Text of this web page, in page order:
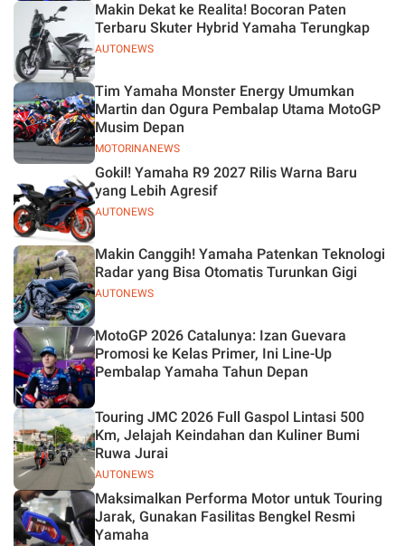
AUTONEWS
Makin Dekat ke Realita! Bocoran Paten
Terbaru Skuter Hybrid Yamaha Terungkap
MOTORINANEWS
Tim Yamaha Monster Energy Umumkan
Martin dan Ogura Pembalap Utama MotoGP
Musim Depan
AUTONEWS
Gokil! Yamaha R9 2027 Rilis Warna Baru
yang Lebih Agresif
AUTONEWS
Makin Canggih! Yamaha Patenkan Teknologi
Radar yang Bisa Otomatis Turunkan Gigi
MotoGP 2026 Catalunya: Izan Guevara
Promosi ke Kelas Primer, Ini Line-Up
Pembalap Yamaha Tahun Depan
AUTONEWS
Touring JMC 2026 Full Gaspol Lintasi 500
Km, Jelajah Keindahan dan Kuliner Bumi
Ruwa Jurai
Maksimalkan Performa Motor untuk Touring
Jarak, Gunakan Fasilitas Bengkel Resmi
Yamaha